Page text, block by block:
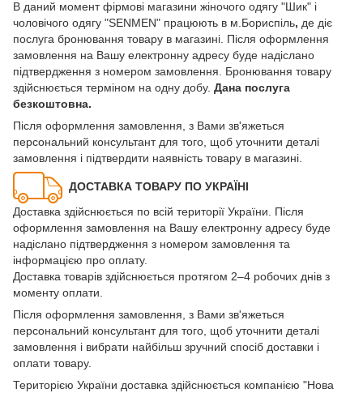
В даний момент фірмові магазини жіночого одягу "Шик" і
чоловічого одягу "SENMEN" працюють в м.Бориспіль, де діє
послуга бронювання товару в магазині. Після оформлення
замовлення на Вашу електронну адресу буде надіслано
підтвердження з номером замовлення. Бронювання товару
здійснюється терміном на одну добу. Дана послуга
безкоштовна.
Після оформлення замовлення, з Вами зв'яжеться
персональний консультант для того, щоб уточнити деталі
замовлення і підтвердити наявність товару в магазині.
ДОСТАВКА ТОВАРУ ПО УКРАЇНІ
Доставка здійснюється по всій території України. Після
оформлення замовлення на Вашу електронну адресу буде
надіслано підтвердження з номером замовлення та
інформацією про оплату.
Доставка товарів здійснюється протягом 2–4 робочих днів з
моменту оплати.
Після оформлення замовлення, з Вами зв'яжеться
персональний консультант для того, щоб уточнити деталі
замовлення і вибрати найбільш зручний спосіб доставки і
оплати товару.
Територією України доставка здійснюється компанією "Нова